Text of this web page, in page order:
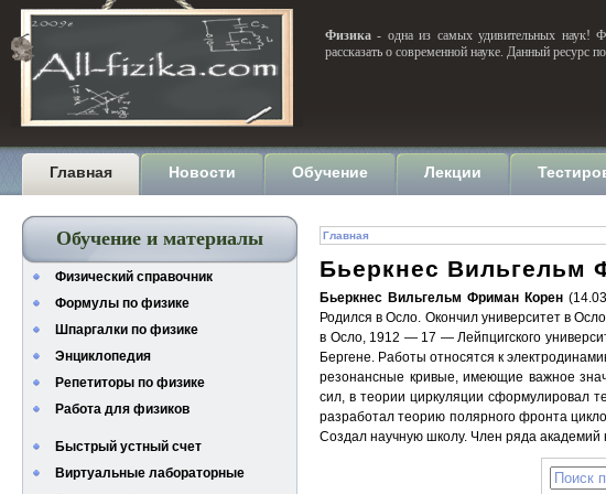
Физика - одна из самых удивительных наук!
рассказать о современной науке. Данный ресурс
Главная Новости Обучение Лекции
Обучение и материалы
Физический справочник
Формулы по физике
Шпаргалки по физике
Энциклопедия
Репетиторы по физике
Работа для физиков
Быстрый устный счет
Виртуальные лабораторные
Главная
Бьеркнес Вильгельм
Бьеркнес Вильгельм Фриман Корен
Родился в Осло. Окончил университет в
в Осло, 1912 — 17 — Лейпцигского
Бергене. Работы относятся к
резонансные кривые, имеющие важное
сил, в теории циркуляции сформулировал
разработал теорию полярного фронта
Создал научную школу. Член ряда академий